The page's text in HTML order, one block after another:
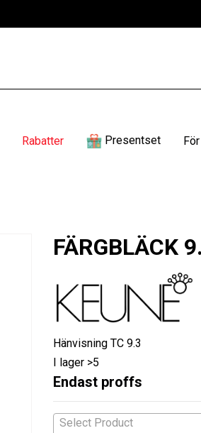
Rabatter Presentset
FÄRGBLÄCK
Hänvisning TC 9.3
I lager >5
Endast proffs
Select Product